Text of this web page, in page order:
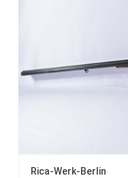
Rica-Werk-Berlin